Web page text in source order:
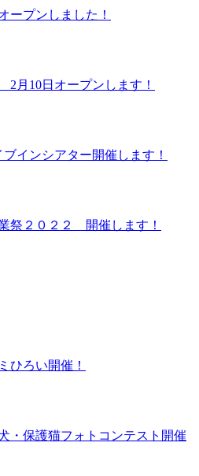
ープンしました！
月10日オープンします！
インシアター開催します！
祭２０２２ 開催します！
ひろい開催！
・保護猫フォトコンテスト開催